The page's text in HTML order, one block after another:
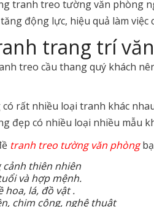
tranh treo tường văn phòng
động lực, hiệu quả làm
trang trí
treo cầu thang quý khách
rất nhiều loại tranh khác
đẹp có nhiều loại nhiều mẫu
tranh treo tường văn phòng
thiên nhiên
và hợp mệnh.
hoa, lá, đồ vật .
chim công, nghệ thuật